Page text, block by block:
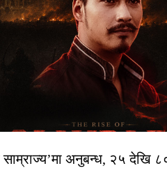
अनुबन्ध, २५ देखि